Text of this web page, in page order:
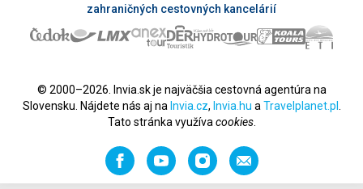
zahraničných cestovných kancelárií
© 2000–2026. Invia.sk je najväčšia cestovná agentúra na
Slovensku. Nájdete nás aj na Invia.cz, Invia.hu a Travelplanet.pl
Tato stránka využíva cookies.
FacebookYouTubeInstagramOdporučiť